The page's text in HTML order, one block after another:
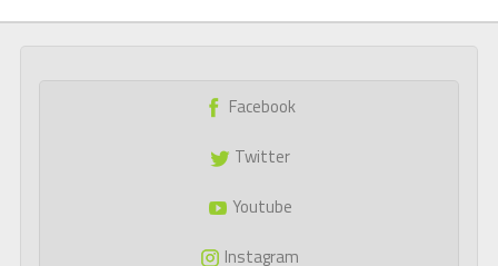
Facebook
Twitter
Youtube
Instagram